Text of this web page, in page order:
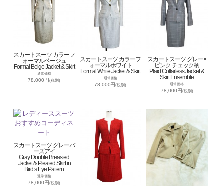
スカートスーツ カラーフ
ォーマルベージュ
Formal Beige Jacket & Skirt
通常価格
78,000円(税別)
スカートスーツ カラーフ
ォーマルホワイト
Formal White Jacket & Skirt
通常価格
78,000円(税別)
スカートスーツ グレー×
ピンク チェック柄
Plaid Collarless Jacket &
Skirt Ensemble
通常価格
78,000円(税別)
スカートスーツ グレーバ
ーズアイ
Gray Double Breasted
Jacket & Pleated Skirt in
Bird’s Eye Pattern
通常価格
78,000円(税別)